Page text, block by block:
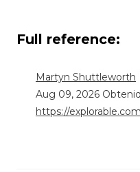
Full reference:
Martyn Shuttleworth
Aug 09, 2026
https://